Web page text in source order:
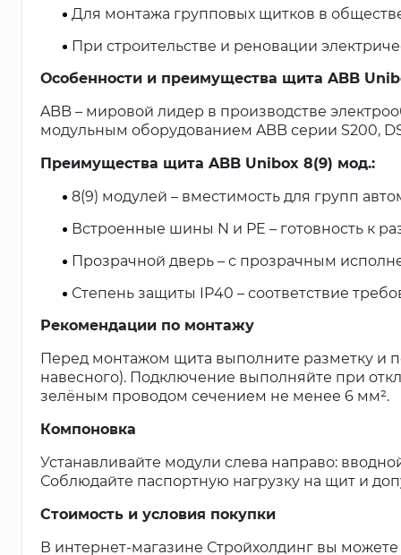
Для монтажа групповых щитков в
При строительстве и реновации
Особенности и преимущества щита ABB
ABB – мировой лидер в производстве
модульным оборудованием ABB серии S200,
Преимущества щита ABB Unibox 8(9) мод.:
8(9) модулей – вместимость для групп
Встроенные шины N и PE – готовность к
Прозрачной дверь – с прозрачным
Степень защиты IP40 – соответствие
Рекомендации по монтажу
Перед монтажом щита выполните разметку и
навесного). Подключение выполняйте при
зелёным проводом сечением не менее 6 мм².
Компоновка
Устанавливайте модули слева направо:
Соблюдайте паспортную нагрузку на щит и
Стоимость и условия покупки
В интернет-магазине Стройхолдинг вы